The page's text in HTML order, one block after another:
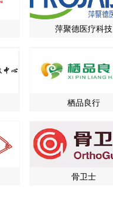
萍聚德医疗科技
栖品良行
骨卫士